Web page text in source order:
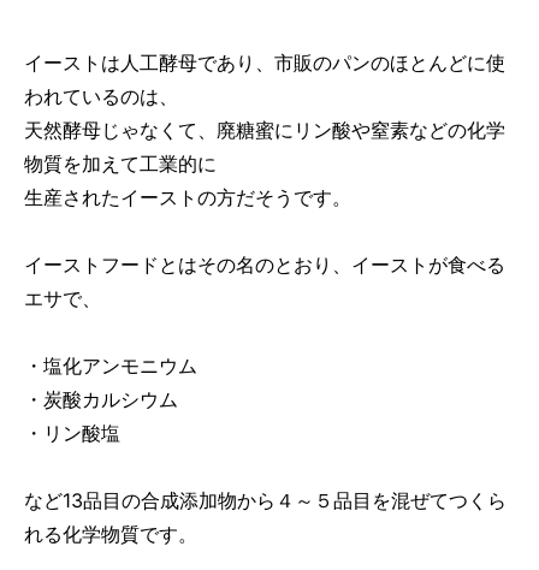
イーストは人工酵母であり、市販のパンのほとんどに使
われているのは、
天然酵母じゃなくて、廃糖蜜にリン酸や窒素などの化学
物質を加えて工業的に
生産されたイーストの方だそうです。
イーストフードとはその名のとおり、イーストが食べる
エサで、
・塩化アンモニウム
・炭酸カルシウム
・リン酸塩
など13品目の合成添加物から４～５品目を混ぜてつくら
れる化学物質です。